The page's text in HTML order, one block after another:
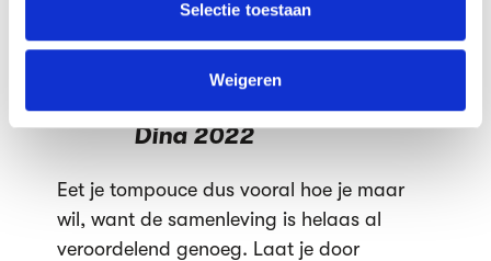
We werken samen met63 derdendie uw gegevens
kunnen ontvangen en verwerken.
Selectie toestaan
Weigeren
society’’ -
Dina 2022
Eet je tompouce dus vooral hoe je maar
wil, want de samenleving is helaas al
veroordelend genoeg. Laat je door